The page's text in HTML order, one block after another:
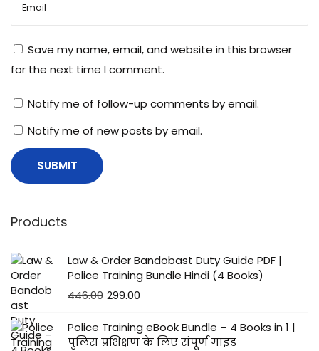
Save my name, email, and website in this browser
for the next time I comment.
Notify me of follow-up comments by email.
Notify me of new posts by email.
Products
Law & Order Bandobast Duty Guide PDF |
Police Training Bundle Hindi (4 Books)
446.00 299.00
Police Training eBook Bundle – 4 Books in 1 |
पुलिस प्रशिक्षण के लिए संपूर्ण गाइड